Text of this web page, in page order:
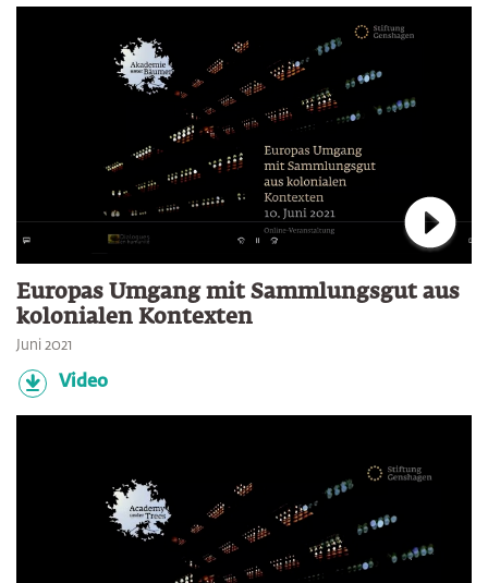
Europas Umgang mit Sammlungsgut aus
kolonialen Kontexten
Juni 2021
Video